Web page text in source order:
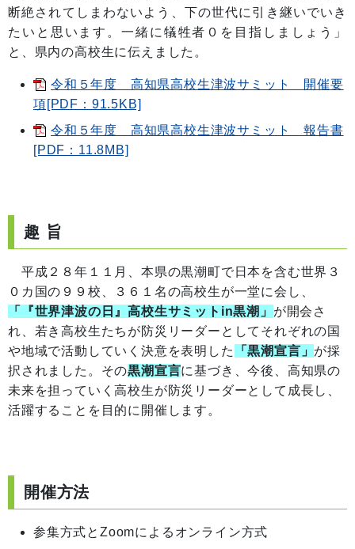
断絶されてしまわないよう、下の世代に引き継いでいき
たいと思います。一緒に犠牲者０を目指しましょう」
と、県内の高校生に伝えました。
令和５年度 高知県高校生津波サミット 開催要
項[PDF：91.5KB]
令和５年度 高知県高校生津波サミット 報告書
[PDF：11.8MB]
趣 旨
平成２８年１１月、本県の黒潮町で日本を含む世界３
０カ国の９９校、３６１名の高校生が一堂に会し、
「『世界津波の日』高校生サミットin黒潮」 が開会さ
れ、若き高校生たちが防災リーダーとしてそれぞれの国
や地域で活動していく決意を表明した
「黒潮宣言」 が採
択されました。その黒潮宣言に基づき、今後、高知県の
未来を担っていく高校生が防災リーダーとして成長し、
活躍することを目的に開催します。
開催方法
参集方式とZoomによるオンライン方式